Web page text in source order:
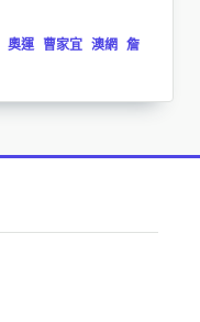
奧運 曹家宜 澳網 詹